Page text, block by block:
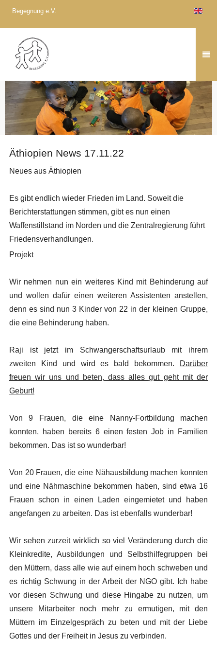
Begegnung e.V.
Äthiopien News 17.11.22
Neues aus Äthiopien
Es gibt endlich wieder Frieden im Land. Soweit die
Berichterstattungen stimmen, gibt es nun einen
Waffenstillstand im Norden und die Zentralregierung führt
Friedensverhandlungen.
Projekt
Wir nehmen nun ein weiteres Kind mit Behinderung auf
und wollen dafür einen weiteren Assistenten anstellen,
denn es sind nun 3 Kinder von 22 in der kleinen Gruppe,
die eine Behinderung haben.
Raji ist jetzt im Schwangerschaftsurlaub mit ihrem
zweiten Kind und wird es bald bekommen.
Darüber
freuen wir uns und beten, dass alles gut geht mit der
Geburt!
Von 9 Frauen, die eine Nanny-Fortbildung machen
konnten, haben bereits 6 einen festen Job in Familien
bekommen. Das ist so wunderbar!
Von 20 Frauen, die eine Nähausbildung machen konnten
und eine Nähmaschine bekommen haben, sind etwa 16
Frauen schon in einen Laden eingemietet und haben
angefangen zu arbeiten. Das ist ebenfalls wunderbar!
Wir sehen zurzeit wirklich so viel Veränderung durch die
Kleinkredite, Ausbildungen und Selbsthilfegruppen bei
den Müttern, dass alle wie auf einem hoch schweben und
es richtig Schwung in der Arbeit der NGO gibt. Ich habe
vor diesen Schwung und diese Hingabe zu nutzen, um
unsere Mitarbeiter noch mehr zu ermutigen, mit den
Müttern im Einzelgespräch zu beten und mit der Liebe
Gottes und der Freiheit in Jesus zu verbinden.